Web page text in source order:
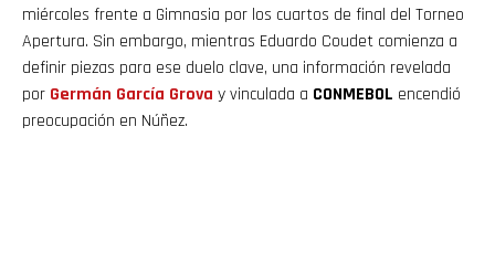
miércoles frente a Gimnasia por los cuartos de final del Torneo
Apertura. Sin embargo, mientras Eduardo Coudet comienza a
definir piezas para ese duelo clave, una información revelada
por Germán García Grova y vinculada a CONMEBOL encendió
preocupación en Núñez.